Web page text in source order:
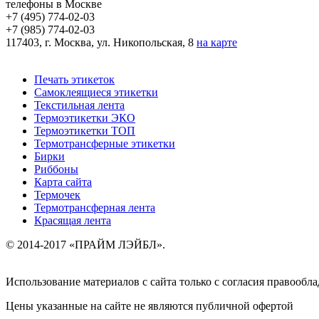
телефоны в Москве
+7 (495) 774-02-03
+7 (985) 774-02-03
117403, г. Москва, ул. Никопольская, 8 на карте
Печать этикеток
Самоклеящиеся этикетки
Текстильная лента
Термоэтикетки ЭКО
Термоэтикетки ТОП
Термотрансферные этикетки
Бирки
Риббоны
Карта сайта
Термочек
Термотрансферная лента
Красящая лента
© 2014-2017 «ПРАЙМ ЛЭЙБЛ».
Использование материалов с сайта только с согласия
Цены указанные на сайте не являются публичной офертой